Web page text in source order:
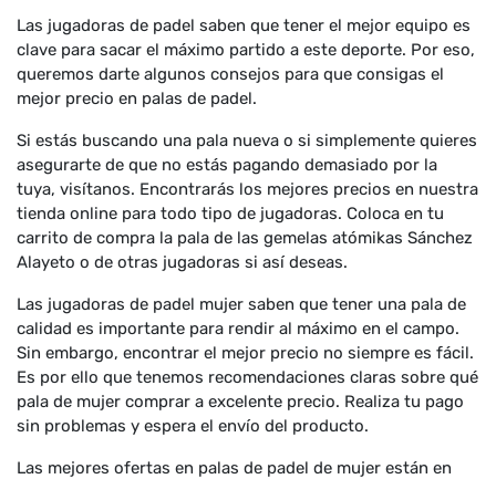
Las jugadoras de padel saben que tener el mejor equipo es
clave para sacar el máximo partido a este deporte. Por eso,
queremos darte algunos consejos para que consigas el
mejor precio en palas de padel.
Si estás buscando una pala nueva o si simplemente quieres
asegurarte de que no estás pagando demasiado por la
tuya, visítanos. Encontrarás los mejores precios en nuestra
tienda online para todo tipo de jugadoras. Coloca en tu
carrito de compra la pala de las gemelas atómikas Sánchez
Alayeto o de otras jugadoras si así deseas.
Las jugadoras de padel mujer saben que tener una pala de
calidad es importante para rendir al máximo en el campo.
Sin embargo, encontrar el mejor precio no siempre es fácil.
Es por ello que tenemos recomendaciones claras sobre qué
pala de mujer comprar a excelente precio. Realiza tu pago
sin problemas y espera el envío del producto.
Las mejores ofertas en palas de padel de mujer están en